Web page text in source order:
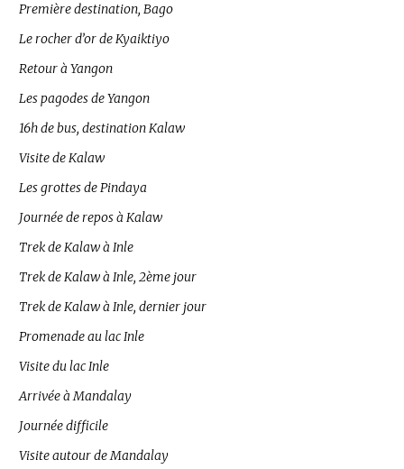
Première destination, Bago
Le rocher d’or de Kyaiktiyo
Retour à Yangon
Les pagodes de Yangon
16h de bus, destination Kalaw
Visite de Kalaw
Les grottes de Pindaya
Journée de repos à Kalaw
Trek de Kalaw à Inle
Trek de Kalaw à Inle, 2ème jour
Trek de Kalaw à Inle, dernier jour
Promenade au lac Inle
Visite du lac Inle
Arrivée à Mandalay
Journée difficile
Visite autour de Mandalay